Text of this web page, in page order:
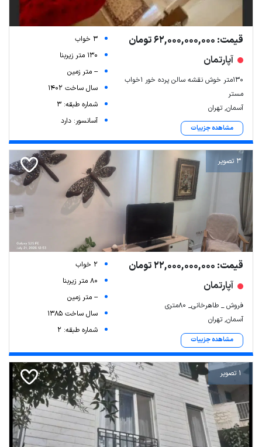
قیمت: 62,000,000,000 تومان
آپارتمان
۱۳۰متر خوش نقشه سالن پرده خور ۱خواب
مستر
آسمان, تهران
مشاهده جزییات
3 خواب
130 متر زیربنا
-- متر زمین
سال ساخت 1402
شماره طبقه: 3
آسانسور: دارد
3 تصویر
قیمت: 22,000,000,000 تومان
آپارتمان
فروش _ طاهرخانی_ ۸۰متری
آسمان, تهران
مشاهده جزییات
2 خواب
80 متر زیربنا
-- متر زمین
سال ساخت 1385
شماره طبقه: 2
1 تصویر